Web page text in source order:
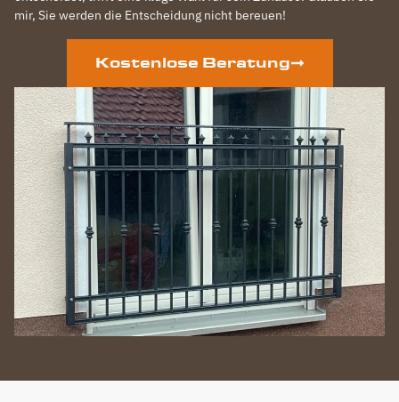
mir, Sie werden die Entscheidung nicht bereuen!
Kostenlose Beratung